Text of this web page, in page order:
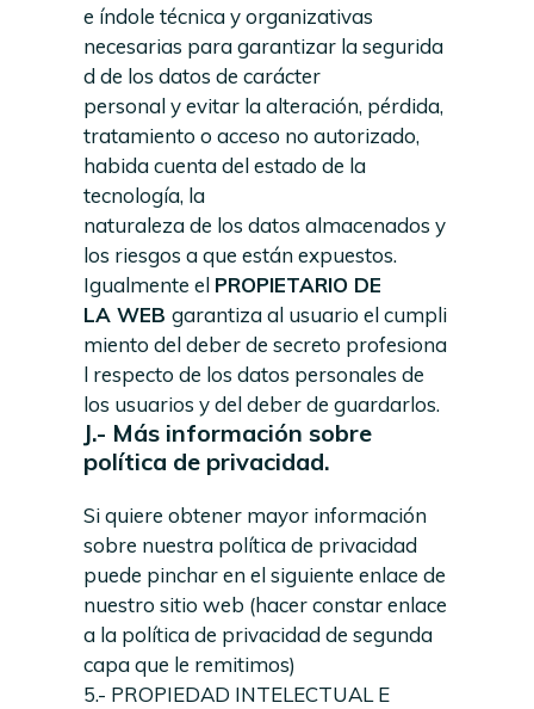
e índole técnica y organizativas
necesarias para garantizar la segurida
d de los datos de carácter
personal y evitar la alteración, pérdida,
tratamiento o acceso no autorizado,
habida cuenta del estado de la
tecnología, la
naturaleza de los datos almacenados y
los riesgos a que están expuestos.
Igualmente el PROPIETARIO DE
LA WEB garantiza al usuario el cumpli
miento del deber de secreto profesiona
l respecto de los datos personales de
los usuarios y del deber de guardarlos.
J.- Más información sobre
política de privacidad.
Si quiere obtener mayor información
sobre nuestra política de privacidad
puede pinchar en el siguiente enlace de
nuestro sitio web (hacer constar enlace
a la política de privacidad de segunda
capa que le remitimos)
5.- PROPIEDAD INTELECTUAL E